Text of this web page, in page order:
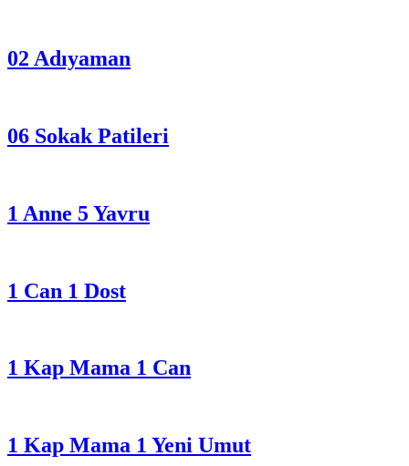
02 Adıyaman
06 Sokak Patileri
1 Anne 5 Yavru
1 Can 1 Dost
1 Kap Mama 1 Can
1 Kap Mama 1 Yeni Umut